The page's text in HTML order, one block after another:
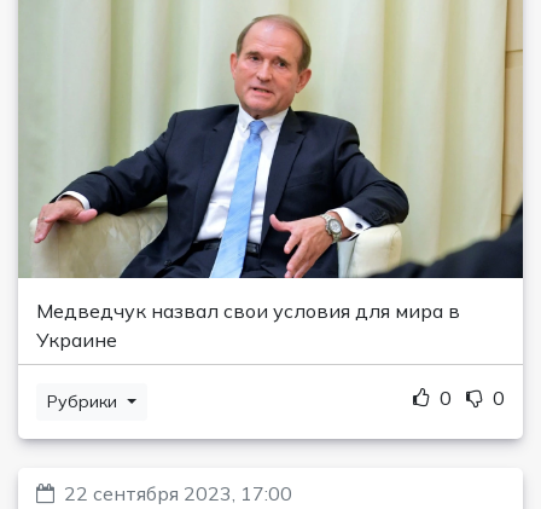
Медведчук назвал свои условия для мира в
Украине
Рубрики 0 0
22 сентября 2023, 17:00